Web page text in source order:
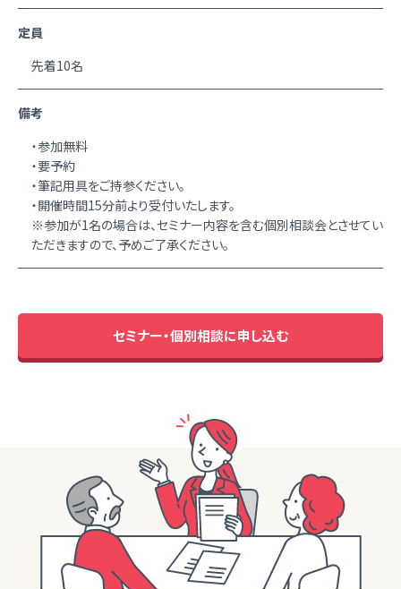
定員
先着10名
備考
・参加無料
・要予約
・筆記用具をご持参ください。
・開催時間15分前より受付いたします。
※参加が1名の場合は、セミナー内容を含む個別相談会とさせてい
ただきますので、予めご了承ください。
セミナー・個別相談に申し込む